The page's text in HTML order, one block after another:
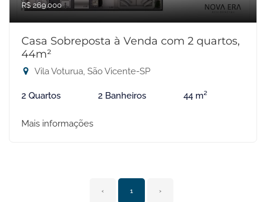
R$ 269.000
Casa Sobreposta à Venda com 2 quartos,
44m²
Vila Voturua, São Vicente-SP
2 Quartos 2 Banheiros 44 m²
Mais informações
‹ 1 ›